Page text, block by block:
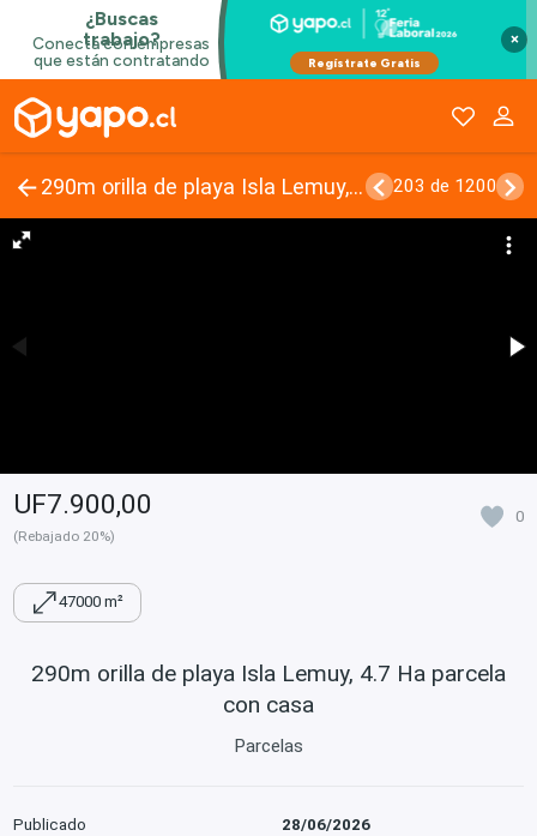
×
290m orilla de playa Isla Lemuy, 4.7 Ha parcela con casa 203 de 1200
UF7.900,00
(Rebajado 20%)
0
47000 m²
290m orilla de playa Isla Lemuy, 4.7 Ha parcela
con casa
Parcelas
Publicado
28/06/2026